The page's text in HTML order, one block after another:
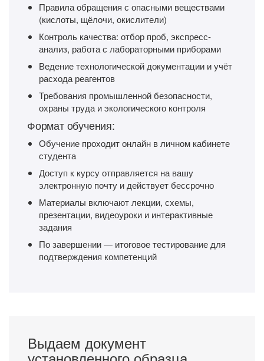
Правила обращения с опасными веществами
(кислоты, щёлочи, окислители)
Контроль качества: отбор проб, экспресс-
анализ, работа с лабораторными приборами
Ведение технологической документации и учёт
расхода реагентов
Требования промышленной безопасности,
охраны труда и экологического контроля
Формат обучения:
Обучение проходит онлайн в личном кабинете
студента
Доступ к курсу отправляется на вашу
электронную почту и действует бессрочно
Материалы включают лекции, схемы,
презентации, видеоуроки и интерактивные
задания
По завершении — итоговое тестирование для
подтверждения компетенций
Выдаем документ